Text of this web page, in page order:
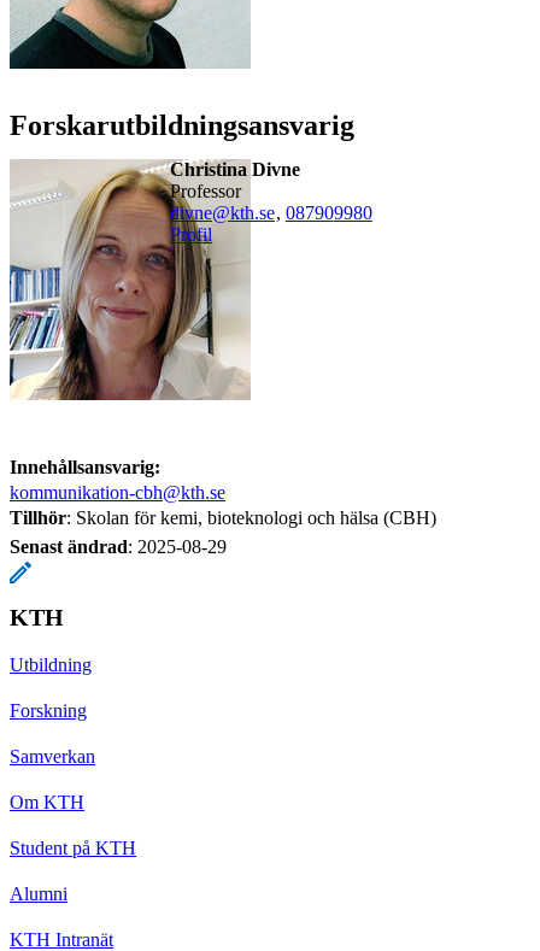
Forskarutbildningsansvarig
Christina Divne
professor
divne@kth.se, 087909980
Profil
Innehållsansvarig:
kommunikation-cbh@kth.se
Tillhör: Skolan för kemi, bioteknologi och hälsa (CBH)
Senast ändrad: 2025-08-29
KTH
Utbildning
Forskning
Samverkan
Om KTH
Student på KTH
Alumni
KTH Intranät